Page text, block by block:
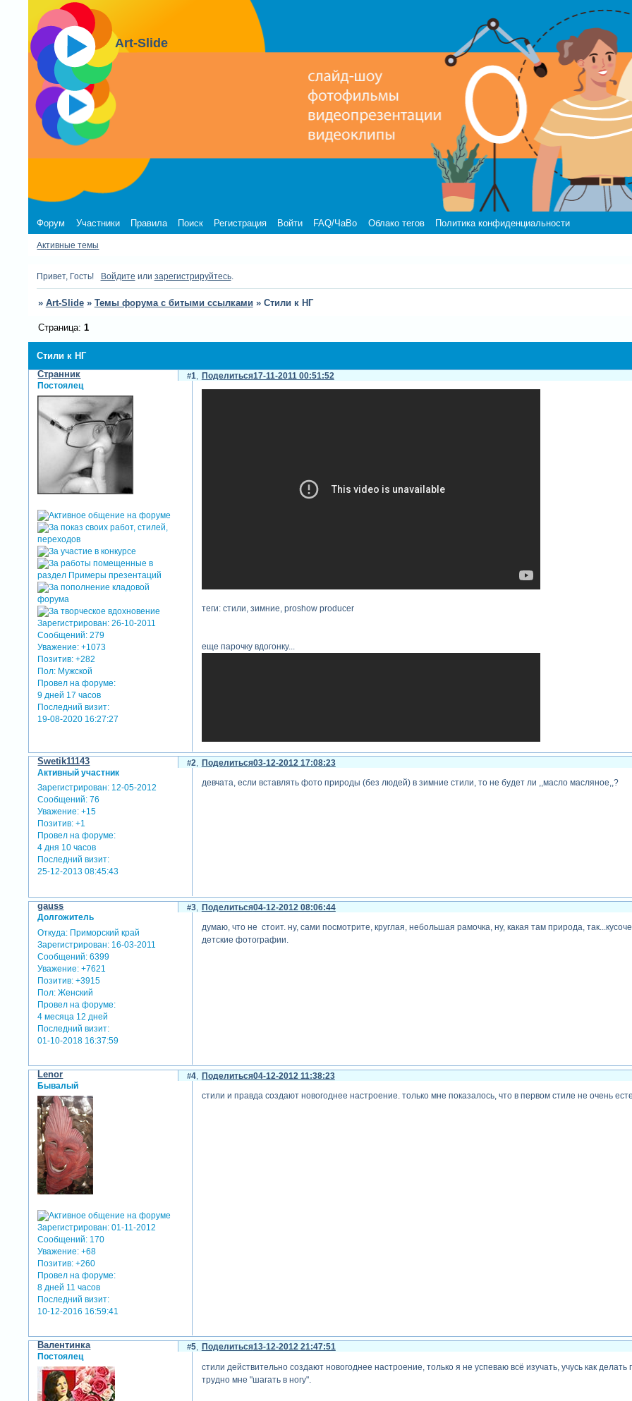
Art-Slide
Форум Участники Правила Поиск Регистрация Войти FAQ/ЧаВо Облако тегов Политика конфиденциальности
Активные темы
Привет, Гость! Войдите или зарегистрируйтесь.
» Art-Slide » Темы форума с битыми ссылками » Стили к НГ
Стили к НГ
Страница: 1
Поделиться
1 17-11-2011 00:51:52
Странник
Постоялец
Зарегистрирован: 26-10-2011
Сообщений: 279
Уважение: +1073
Позитив: +282
Пол: Мужской
Провел на форуме:
9 дней 17 часов
Последний визит:
19-08-2020 16:27:27
теги: стили, зимние, proshow producer
еще парочку вдогонку...
два без трех не бывает... если кому то понравится, то вот.
Поделиться
2 03-12-2012 17:08:23
Swetik11143
Активный участник
Зарегистрирован: 12-05-2012
Сообщений: 76
Уважение: +15
Позитив: +1
Провел на форуме:
4 дня 10 часов
Последний визит:
25-12-2013 08:45:43
девчата, если вставлять фото природы (без людей) в зимние стили, то не будет ли ,,масло масляное,,?
Поделиться
3 04-12-2012 08:06:44
gauss
Долгожитель
Откуда: Приморский край
Зарегистрирован: 16-03-2011
Сообщений: 6399
Уважение: +7621
Позитив: +3915
Пол: Женский
Провел на форуме:
4 месяца 12 дней
Последний визит:
01-10-2018 16:37:59
думаю, что не стоит. ну, сами посмотрите, круглая, небольшая рамочка, ну, какая там природа,
детские фотографии.
Поделиться
4 04-12-2012 11:38:23
Lenor
Бывалый
Зарегистрирован: 01-11-2012
Сообщений: 170
Уважение: +68
Позитив: +260
Провел на форуме:
8 дней 11 часов
Последний визит:
10-12-2016 16:59:41
стили и правда создают новогоднее настроение. только мне показалось, что в первом стиле не очень
Поделиться
5 13-12-2012 21:47:51
Валентинка
Постоялец
стили действительно создают новогоднее настроение, только я не успеваю всё изучать, учусь как
трудно мне "шагать в ногу".